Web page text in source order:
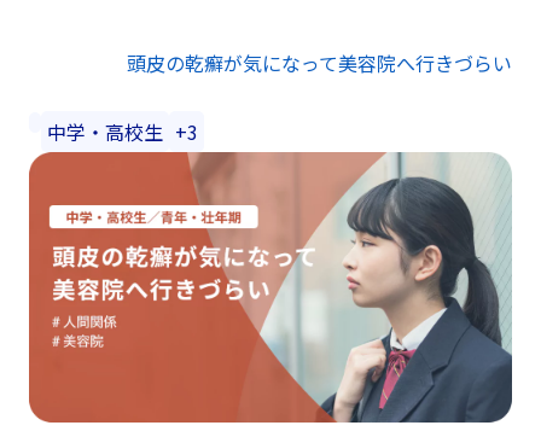
頭皮の乾癬が気になって美容院へ行きづらい
中学・高校生 +3